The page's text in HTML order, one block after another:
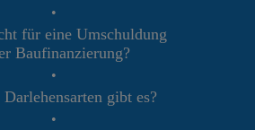
•
für eine Umschuldung
Baufinanzierung?
•
gibt es?
•